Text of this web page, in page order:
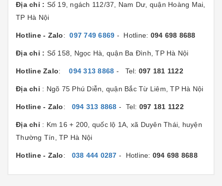
Địa chỉ : Số 19, ngách 112/37, Nam Dư, quận Hoàng Mai,
TP Hà Nội
Hotline - Zalo:097 749 6869 - Hotline: 094 698 8688
Địa chỉ : Số 158, Ngọc Hà, quận Ba Đình, TP Hà Nội
Hotline Zalo:094 313 8868 - Tel: 097 181 1122
Địa chỉ : Ngõ 75 Phú Diễn, quận Bắc Từ Liêm, TP Hà Nội
Hotline - Zalo: 094 313 8868 - Tel: 097 181 1122
Địa chỉ : Km 16 + 200, quốc lộ 1A, xã Duyên Thái, huyện
Thường Tín, TP Hà Nội
Hotline - Zalo: 038 444 0287 - Hotline: 094 698 8688